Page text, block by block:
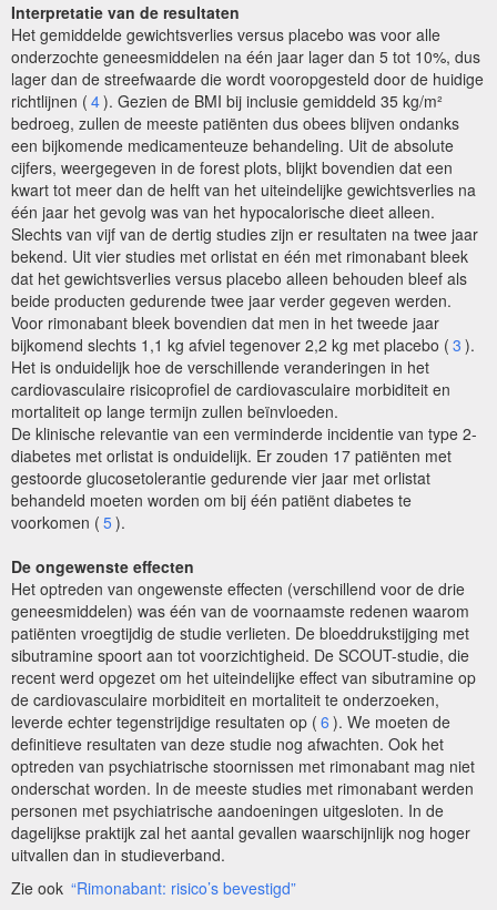
Interpretatie van de resultaten
Het gemiddelde gewichtsverlies versus placebo was voor alle
onderzochte geneesmiddelen na één jaar lager dan 5 tot 10%, dus
lager dan de streefwaarde die wordt vooropgesteld door de huidige
richtlijnen ( 4). Gezien de BMI bij inclusie gemiddeld 35 kg/m²
bedroeg, zullen de meeste patiënten dus obees blijven ondanks
een bijkomende medicamenteuze behandeling. Uit de absolute
cijfers, weergegeven in de forest plots, blijkt bovendien dat een
kwart tot meer dan de helft van het uiteindelijke gewichtsverlies na
één jaar het gevolg was van het hypocalorische dieet alleen.
Slechts van vijf van de dertig studies zijn er resultaten na twee jaar
bekend. Uit vier studies met orlistat en één met rimonabant bleek
dat het gewichtsverlies versus placebo alleen behouden bleef als
beide producten gedurende twee jaar verder gegeven werden.
Voor rimonabant bleek bovendien dat men in het tweede jaar
bijkomend slechts 1,1 kg afviel tegenover 2,2 kg met placebo ( 3 ).
Het is onduidelijk hoe de verschillende veranderingen in het
cardiovasculaire risicoprofiel de cardiovasculaire morbiditeit en
mortaliteit op lange termijn zullen beïnvloeden.
De klinische relevantie van een verminderde incidentie van type 2-
diabetes met orlistat is onduidelijk. Er zouden 17 patiënten met
gestoorde glucosetolerantie gedurende vier jaar met orlistat
behandeld moeten worden om bij één patiënt diabetes te
voorkomen ( 5).
De ongewenste effecten
Het optreden van ongewenste effecten (verschillend voor de drie
geneesmiddelen) was één van de voornaamste redenen waarom
patiënten vroegtijdig de studie verlieten. De bloeddrukstijging met
sibutramine spoort aan tot voorzichtigheid. De SCOUT-studie, die
recent werd opgezet om het uiteindelijke effect van sibutramine op
de cardiovasculaire morbiditeit en mortaliteit te onderzoeken,
leverde echter tegenstrijdige resultaten op ( 6 ). We moeten de
definitieve resultaten van deze studie nog afwachten. Ook het
optreden van psychiatrische stoornissen met rimonabant mag niet
onderschat worden. In de meeste studies met rimonabant werden
personen met psychiatrische aandoeningen uitgesloten. In de
dagelijkse praktijk zal het aantal gevallen waarschijnlijk nog hoger
uitvallen dan in studieverband.
Zie ook “Rimonabant: risico’s bevestigd”